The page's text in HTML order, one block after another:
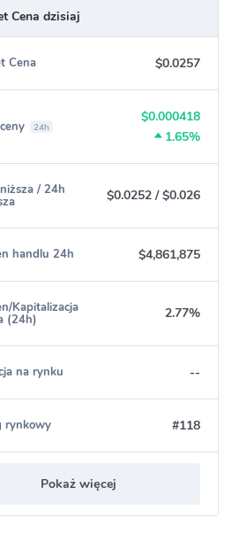
Cena dzisiaj
Cena $0.0257
24h
$0.000418
1.65%
/ 24h $0.0252 /$0.026
handlu 24h $4,861,875
Kapitalizacja
(24h) 2.77%
na rynku --
rynkowy #118
Pokaż więcej